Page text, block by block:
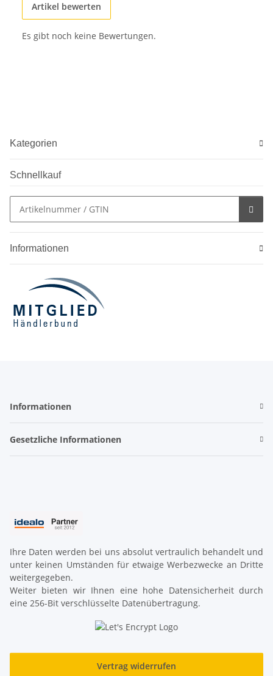
Artikel bewerten
Es gibt noch keine Bewertungen.
Kategorien
Schnellkauf
Informationen
Informationen
Gesetzliche Informationen
Ihre Daten werden bei uns absolut vertraulich behandelt und
unter keinen Umständen für etwaige Werbezwecke an Dritte
weitergegeben.
Weiter bieten wir Ihnen eine hohe Datensicherheit durch
eine 256-Bit verschlüsselte Datenübertragung.
Vertrag widerrufen